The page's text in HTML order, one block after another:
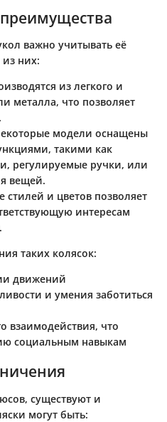
важно учитывать её
них:
из легкого и
металла, что позволяет
модели оснащены
такими как
регулируемые ручки, или
вещей.
стилей и цветов позволяет
интересам
таких колясок:
движений
и умения заботиться
взаимодействия, что
социальным навыкам
существуют и
могут быть: